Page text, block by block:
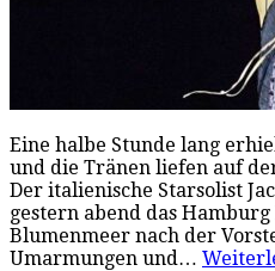
Eine halbe Stunde lang
und die Tränen liefen auf
Der italienische Starsolist
gestern abend das
Blumenmeer nach der
Umarmungen und…